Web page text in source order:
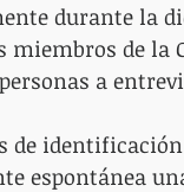
durante la
de la
a
de
espontánea